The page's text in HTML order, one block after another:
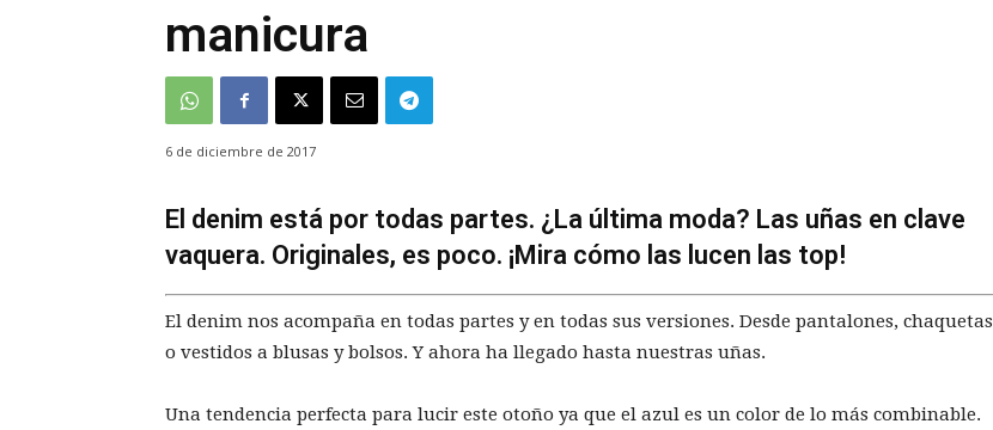
manicura
6 de diciembre de 2017
El denim está por todas partes. ¿La última moda? Las uñas en clave
vaquera. Originales, es poco. ¡Mira cómo las lucen las top!
El denim nos acompaña en todas partes y en todas sus versiones. Desde pantalones, chaquetas
o vestidos a blusas y bolsos. Y ahora ha llegado hasta nuestras uñas.
Una tendencia perfecta para lucir este otoño ya que el azul es un color de lo más combinable.